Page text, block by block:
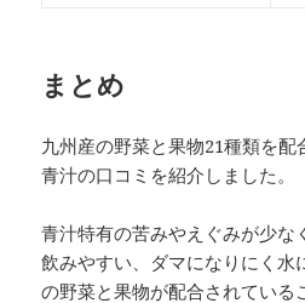
まとめ
九州産の野菜と果物21種類を
青汁の口コミを紹介しました。
青汁特有の苦みやえぐみが少な
飲みやすい、ダマになりにく水
の野菜と果物が配合されている